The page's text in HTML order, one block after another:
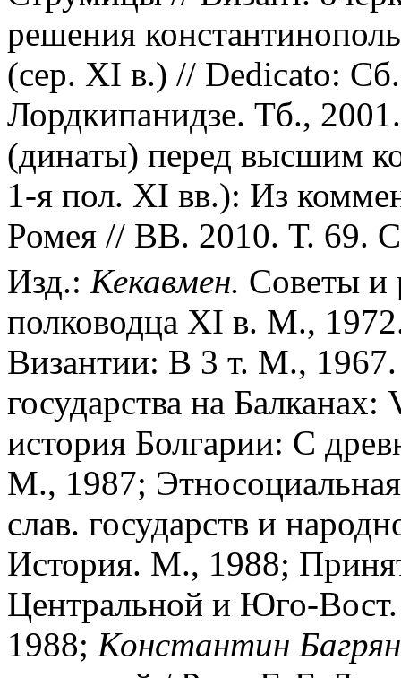
решения
(сер. XI в.) // Dedicato:
Лордкипанидзе. Тб.,
(динаты) перед высшим
1-я пол. XI вв.): Из
Ромея // ВВ. 2010. Т. 69.
Изд.: Кекавмен. Советы и
полководца XI в. М.,
Византии: В 3 т. М.,
государства на
история Болгарии: С
М., 1987;
слав. государств и
История. М., 1988;
Центральной и Юго-
1988; Константин